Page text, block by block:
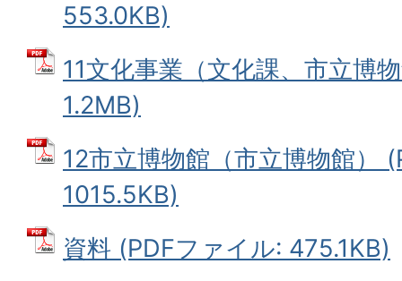
553.0KB)
11文化事業（文化課、市立博
1.2MB)
12市立博物館（市立博物館）
1015.5KB)
資料 (PDFファイル: 475.1KB)